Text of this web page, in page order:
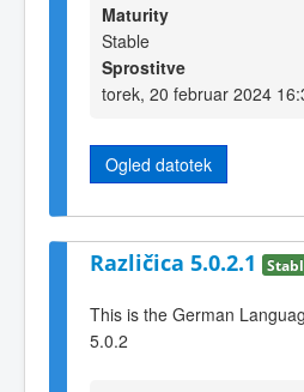
Maturity
Stable
Sprostitve
torek, 20 februar 2024
Ogled datotek
Različica 5.0.2.1
This is the German
5.0.2